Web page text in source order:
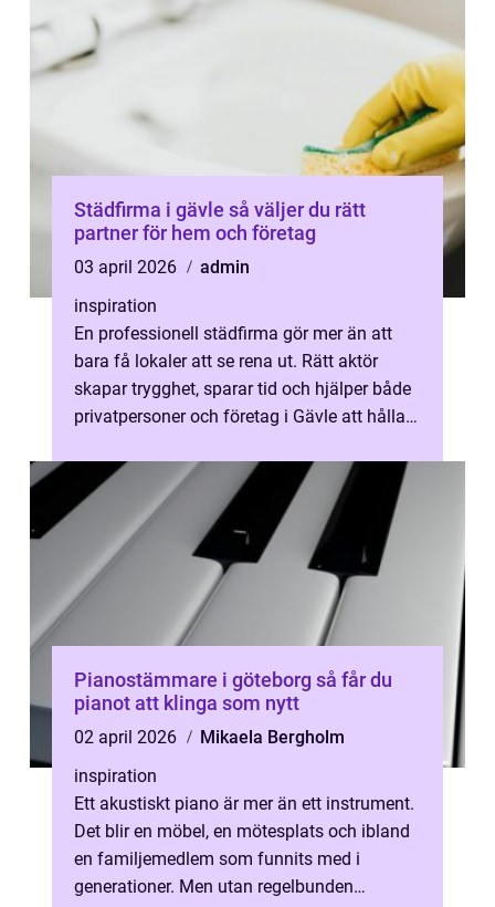
Städfirma i gävle så väljer du rätt
partner för hem och företag
03 april 2026
admin
inspiration
En professionell städfirma gör mer än att
bara få lokaler att se rena ut. Rätt aktör
skapar trygghet, sparar tid och hjälper både
privatpersoner och företag i Gävle att hålla
Pianostämmare i göteborg så får du
pianot att klinga som nytt
02 april 2026
Mikaela Bergholm
inspiration
Ett akustiskt piano är mer än ett instrument.
Det blir en möbel, en mötesplats och ibland
en familjemedlem som funnits med i
generationer. Men utan regelbunden